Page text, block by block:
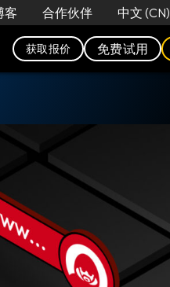
客 合作伙伴 中文 (CN)
获取报价 免费试用